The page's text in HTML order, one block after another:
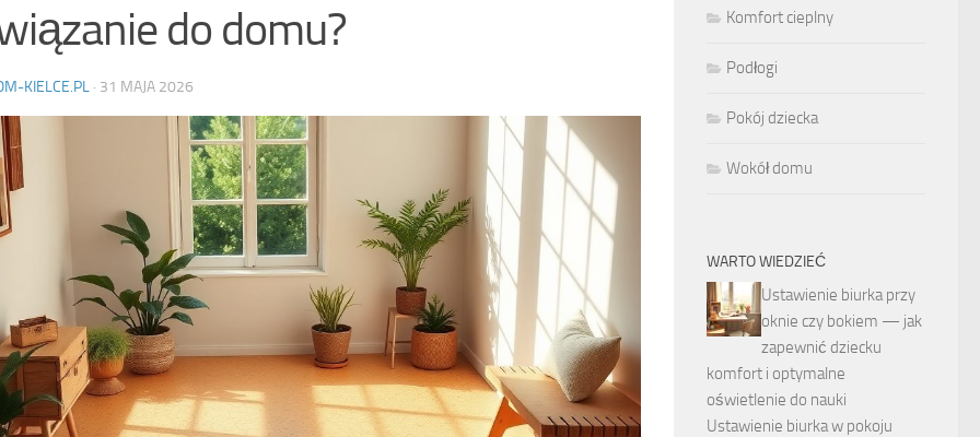
do domu?
KIELCE.PL · 31 MAJA 2026
Komfort cieplny
Podłogi
Pokój dziecka
Wokół domu
WARTO WIEDZIEĆ
Ustawienie biurka przy
oknie czy bokiem — jak
zapewnić dziecku
komfort i optymalne
oświetlenie do nauki
Ustawienie biurka w pokoju